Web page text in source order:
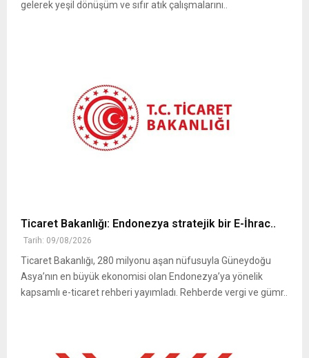
gelerek yeşil dönüşüm ve sıfır atık çalışmalarını..
Ticaret Bakanlığı: Endonezya stratejik bir E-İhrac..
Tarih: 09/08/2026
Ticaret Bakanlığı, 280 milyonu aşan nüfusuyla Güneydoğu
Asya’nın en büyük ekonomisi olan Endonezya’ya yönelik
kapsamlı e-ticaret rehberi yayımladı. Rehberde vergi ve gümr..